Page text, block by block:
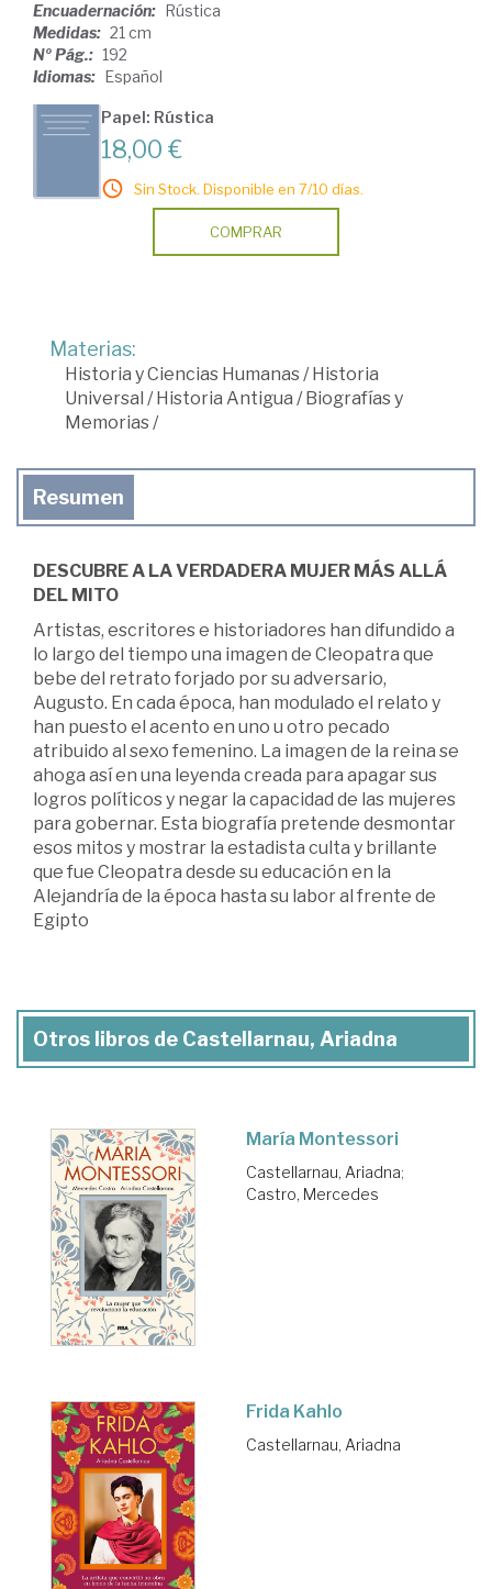
Encuadernación: Rústica
Medidas: 21 cm
Nº Pág.: 192
Idiomas: Español
Papel: Rústica
18,00 €
Sin Stock. Disponible en 7/10 días.
COMPRAR
Materias:
Historia y Ciencias Humanas/Historia
Universal /Historia Antigua /Biografías y
Memorias/
Resumen
DESCUBRE A LA VERDADERA MUJER MÁS ALLÁ
DEL MITO
Artistas, escritores e historiadores han difundido a
lo largo del tiempo una imagen de Cleopatra que
bebe del retrato forjado por su adversario,
Augusto. En cada época, han modulado el relato y
han puesto el acento en uno u otro pecado
atribuido al sexo femenino. La imagen de la reina se
ahoga así en una leyenda creada para apagar sus
logros políticos y negar la capacidad de las mujeres
para gobernar. Esta biografía pretende desmontar
esos mitos y mostrar la estadista culta y brillante
que fue Cleopatra desde su educación en la
Alejandría de la época hasta su labor al frente de
Egipto
Otros libros de Castellarnau, Ariadna
María Montessori
Castellarnau, Ariadna;
Castro, Mercedes
Frida Kahlo
Castellarnau, Ariadna